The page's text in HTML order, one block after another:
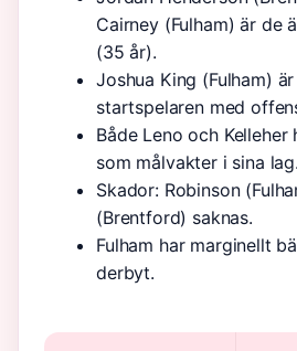
Cairney (Fulham) är de
(35 år).
Joshua King (Fulham)
startspelaren med
Både Leno och
som målvakter i sina lag.
Skador: Robinson
(Brentford) saknas.
Fulham har marginellt
derbyt.